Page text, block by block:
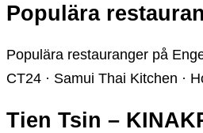
Populära
Populära restauranger på
CT24 · Samui Thai Kitchen ·
Tien Tsin –